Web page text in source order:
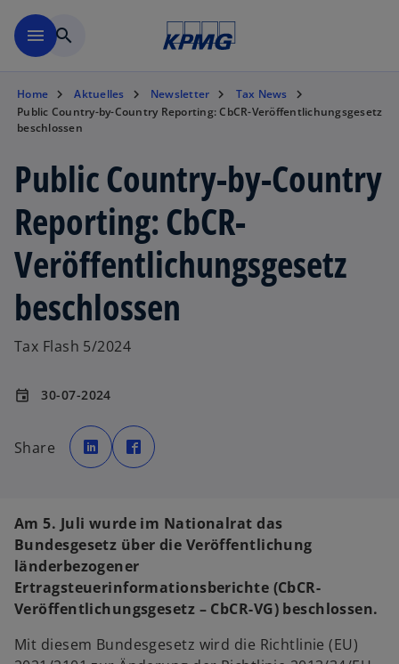
menu search
Home Aktuelles Newsletter
Tax News
Public Country-by-Country Reporting: CbCR-Veröffentlichungsgesetz
beschlossen
Public Country-by-Country
Reporting: CbCR-
Veröffentlichungsgesetz
beschlossen
Tax Flash 5/2024
event 30-07-2024
Share
w
i
r
d
e
n
u
n
e
s
t
i
r
e
n
n
e
g
s
t
Am 5. Juli wurde im Nationalrat das
Bundesgesetz über die Veröffentlichung
länderbezogener
Ertragsteuerinformationsberichte (CbCR-
Veröffentlichungsgesetz – CbCR-VG) beschlossen.
Mit diesem Bundesgesetz wird die Richtlinie (EU)